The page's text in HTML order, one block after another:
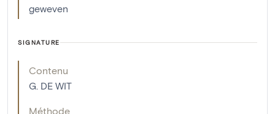
geweven
SIGNATURE
Contenu
G. DE WIT
Méthode